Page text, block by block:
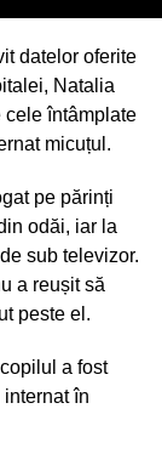
datelor oferite
Natalia
cele întâmplate
micuțul.
pe părinți
odăi, iar la
sub televizor.
a reușit să
peste el.
a fost
în